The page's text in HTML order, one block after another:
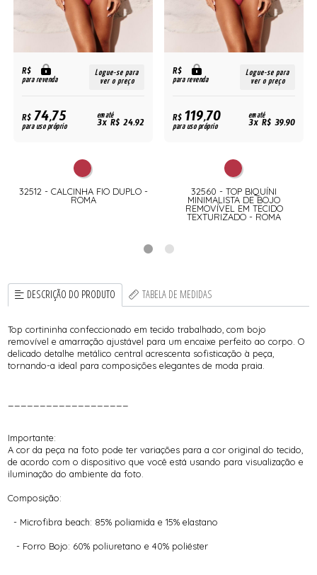
R$
para revenda
Logue-se para
ver o preço
R$74,75
para uso próprio
em até
3x R$ 24,92
32512 - CALCINHA FIO DUPLO -
ROMA
R$
para revenda
Logue-se para
ver o preço
R$119,70
para uso próprio
em até
3x R$ 39,90
32560 - TOP BIQUÍNI
MINIMALISTA DE BOJO
REMOVÍVEL EM TECIDO
TEXTURIZADO - ROMA
DESCRIÇÃO DO PRODUTO TABELA DE MEDIDAS
Top cortininha confeccionado em tecido trabalhado, com bojo
removível e amarração ajustável para um encaixe perfeito ao corpo. O
delicado detalhe metálico central acrescenta sofisticação à peça,
tornando-a ideal para composições elegantes de moda praia.
Importante:
A cor da peça na foto pode ter variações para a cor original do tecido,
de acordo com o dispositivo que você está usando para visualização e
iluminação do ambiente da foto.
Composição:
- Microfibra beach: 85% poliamida e 15% elastano
- Forro Bojo: 60% poliuretano e 40% poliéster